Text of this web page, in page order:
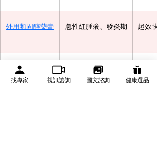
外用類固醇藥膏 急性紅腫癢、發炎期 起效
非類固醇外用藥
敏感部位或需長期控
制者
找專家 視訊諮詢 圖文諮詢 健康選品